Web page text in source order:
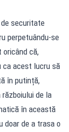
securitate
perpetuându-se
că,
ca acest lucru să
în putință,
de la
în această
doar de a trasa o